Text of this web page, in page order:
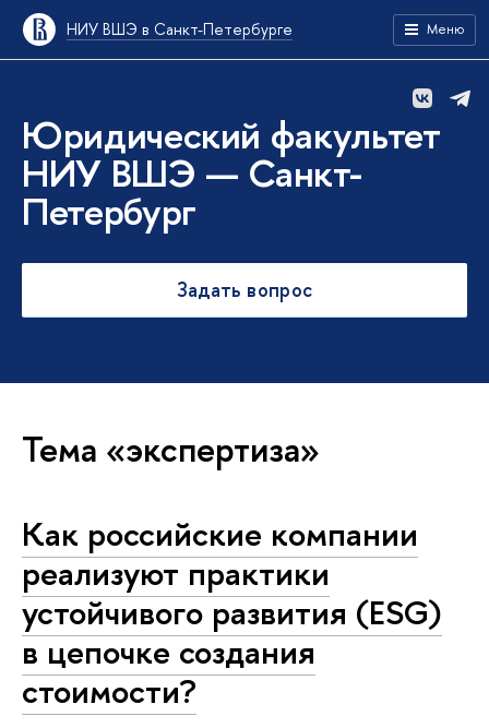
НИУ ВШЭ в Санкт-Петербурге Меню
Юридический факультет
НИУ ВШЭ — Санкт-
Петербург
Задать вопрос
Тема «экспертиза»
Как российские компании
реализуют практики
устойчивого развития (ESG)
в цепочке создания
стоимости?